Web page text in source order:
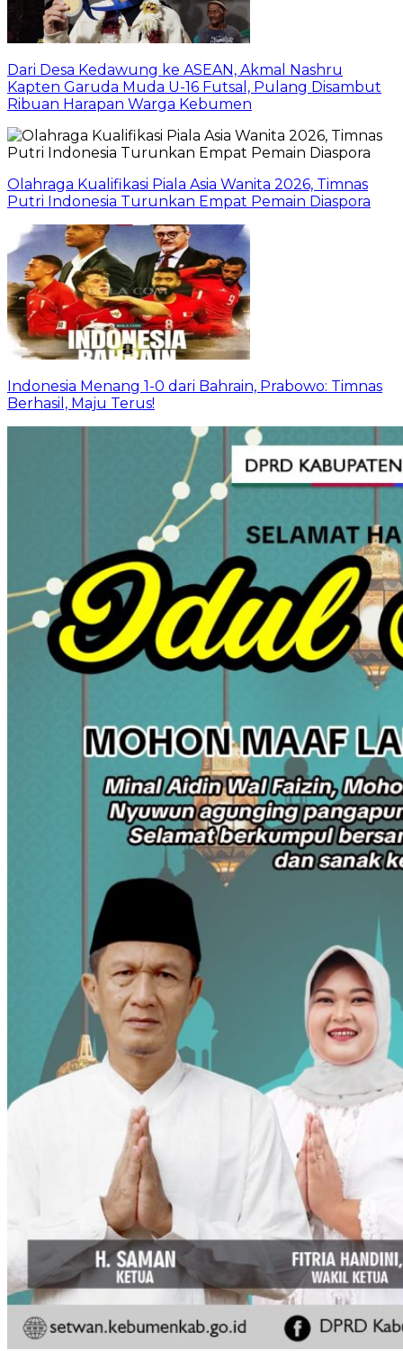
Dari Desa Kedawung ke ASEAN, Akmal Nashru
Kapten Garuda Muda U-16 Futsal, Pulang Disambut
Ribuan Harapan Warga Kebumen
Olahraga Kualifikasi Piala Asia Wanita 2026, Timnas
Putri Indonesia Turunkan Empat Pemain Diaspora
Indonesia Menang 1-0 dari Bahrain, Prabowo: Timnas
Berhasil, Maju Terus!